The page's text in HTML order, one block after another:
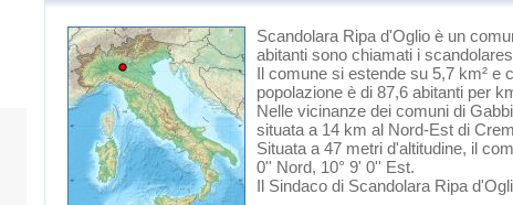
Scandolara Ripa d'Oglio è un
abitanti sono chiamati i
Il comune si estende su 5,7 km² e
popolazione è di 87,6 abitanti per
Nelle vicinanze dei comuni di
situata a 14 km al Nord-Est di
Situata a 47 metri d'altitudine, il
0'' Nord, 10° 9' 0'' Est.
Il Sindaco di Scandolara Ripa